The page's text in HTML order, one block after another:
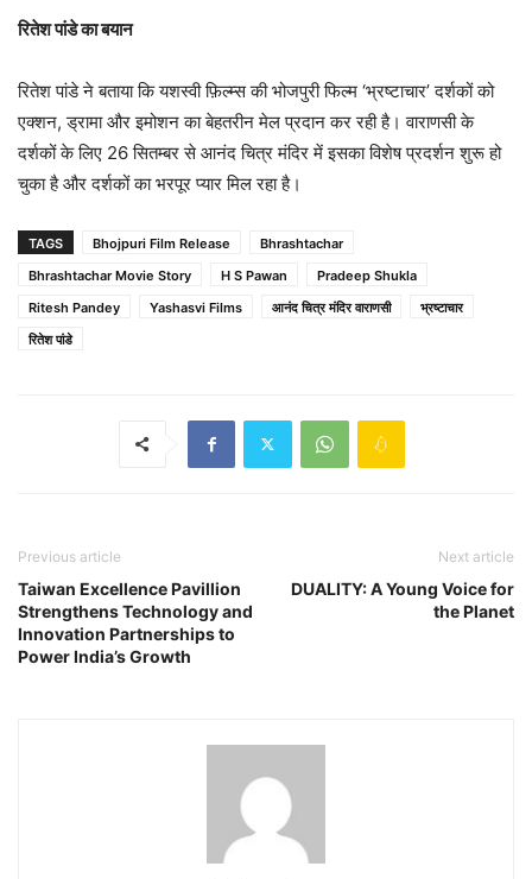
रितेश पांडे का बयान
रितेश पांडे ने बताया कि यशस्वी फ़िल्म्स की भोजपुरी फिल्म ‘भ्रष्टाचार’ दर्शकों को
एक्शन, ड्रामा और इमोशन का बेहतरीन मेल प्रदान कर रही है। वाराणसी के
दर्शकों के लिए 26 सितम्बर से आनंद चित्र मंदिर में इसका विशेष प्रदर्शन शुरू हो
चुका है और दर्शकों का भरपूर प्यार मिल रहा है।
TAGS Bhojpuri Film Release
Bhrashtachar
Bhrashtachar Movie Story
H S Pawan
Pradeep Shukla
Ritesh Pandey
Yashasvi Films आनंद चित्र मंदिर वाराणसी
भ्रष्टाचार
रितेश पांडे
Previous article
Taiwan Excellence Pavillion
Strengthens Technology and
Innovation Partnerships to
Power India’s Growth
Next article
DUALITY: A Young Voice for
the Planet